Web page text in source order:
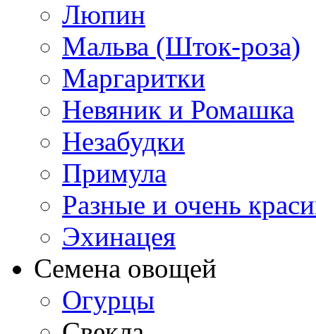
Люпин
Мальва (Шток-роза)
Маргаритки
Невяник и Ромашка
Незабудки
Примула
Разные и очень
Эхинацея
Семена овощей
Огурцы